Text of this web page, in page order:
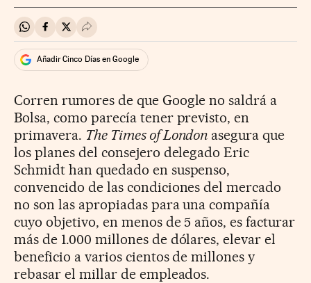
Compartir en Whatsapp
Compartir en Facebook
Compartir en Twitter
Desplegar Redes Sociales
Añadir Cinco Días en Google
Corren rumores de que Google no saldrá a
Bolsa, como parecía tener previsto, en
primavera. The Times of London asegura que
los planes del consejero delegado Eric
Schmidt han quedado en suspenso,
convencido de las condiciones del mercado
no son las apropiadas para una compañía
cuyo objetivo, en menos de 5 años, es facturar
más de 1.000 millones de dólares, elevar el
beneficio a varios cientos de millones y
rebasar el millar de empleados.